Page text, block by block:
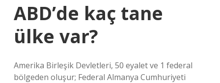
ABD’de kaç tane
ülke var?
Amerika Birleşik Devletleri, 50 eyalet ve 1 federal
bölgeden oluşur; Federal Almanya Cumhuriyeti